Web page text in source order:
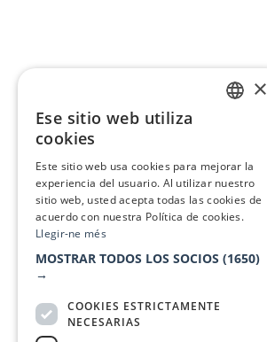
×
Ese sitio web utiliza
cookies
Este sitio web usa cookies para mejorar la
experiencia del usuario. Al utilizar nuestro
sitio web, usted acepta todas las cookies de
acuerdo con nuestra Política de cookies.
Llegir-ne més
MOSTRAR TODOS LOS SOCIOS (1650)
→
COOKIES ESTRICTAMENTE
NECESARIAS